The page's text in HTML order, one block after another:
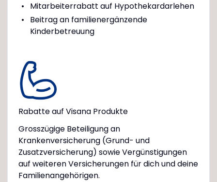
Mitarbeiterrabatt auf Hypothekardarlehen
Beitrag an familienergänzende
Kinderbetreuung
Rabatte auf Visana Produkte
Grosszügige Beteiligung an
Krankenversicherung (Grund- und
Zusatzversicherung) sowie Vergünstigungen
auf weiteren Versicherungen für dich und deine
Familienangehörigen.